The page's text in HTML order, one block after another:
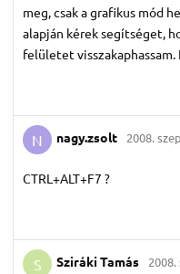
meg, csak a grafikus mód
alapján kérek segítséget,
felületet visszakaphassam.
N nagy.​zsolt 2008.
CTRL+ALT+F7 ?
S Sziráki Tamás